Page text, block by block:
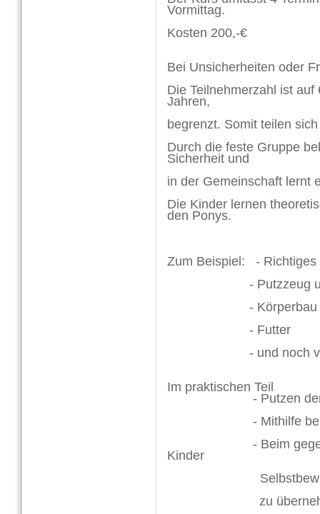
Vormittag.
Kosten 200,-€
Bei Unsicherheiten oder
Die Teilnehmerzahl ist
Jahren,
begrenzt. Somit teilen
Durch die feste Gruppe
Sicherheit und
in der Gemeinschaft lernt
Die Kinder lernen
den Ponys.
Zum Beispiel: - Richtiges
- Putzzeug und
- Körperbau
- Futter
- und noch
Im praktischen Teil
- Putzen der
- Mithilfe beim
- Beim
Kinder
zu